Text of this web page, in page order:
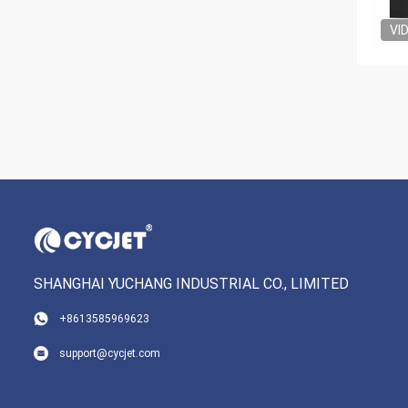
SHANGHAI YUCHANG INDUSTRIAL CO., LIMITED
+8613585969623
support@cycjet.com